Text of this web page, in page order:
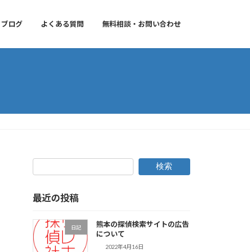
ブログ よくある質問 無料相談・お問い合わせ
検索
最近の投稿
日記
熊本の探偵検索サイトの広告
について
2022年4月16日